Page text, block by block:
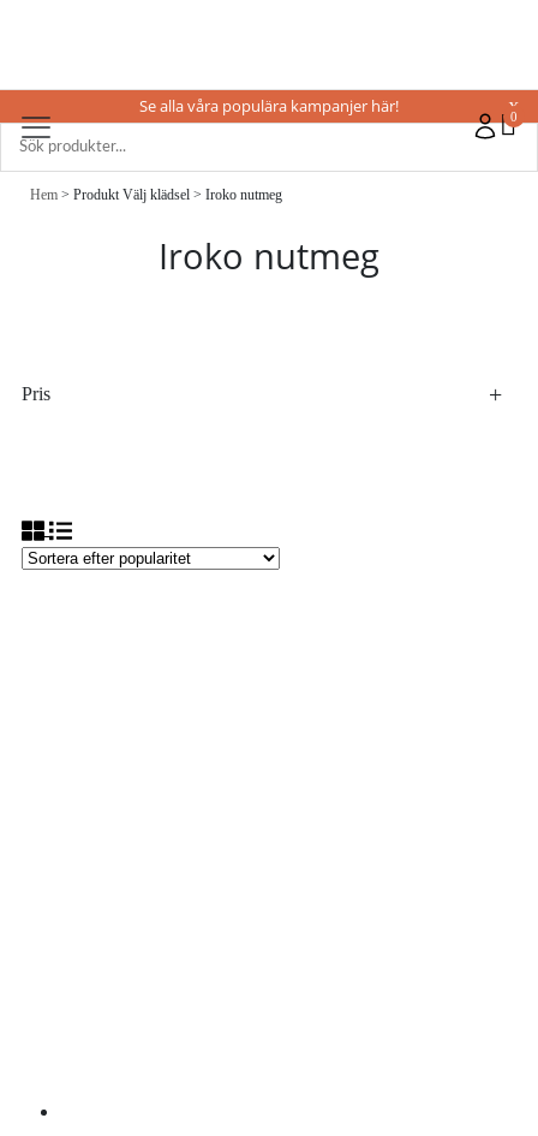
0
Se alla våra populära kampanjer här! X
Hem > Produkt Välj klädsel > Iroko nutmeg
Iroko nutmeg
Pris